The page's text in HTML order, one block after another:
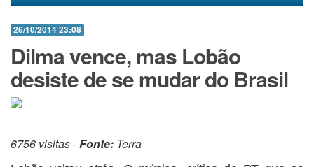
26/10/2014 23:08
Dilma vence, mas Lobão
desiste de se mudar do Brasil
6756 visitas -Fonte: Terra